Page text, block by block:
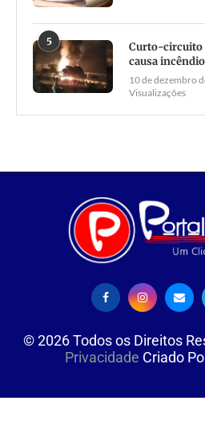
5
Curto-circuito
causa
10 de dezembro
Visualizações
©2026Todos os Direitos
Privacidade Criado